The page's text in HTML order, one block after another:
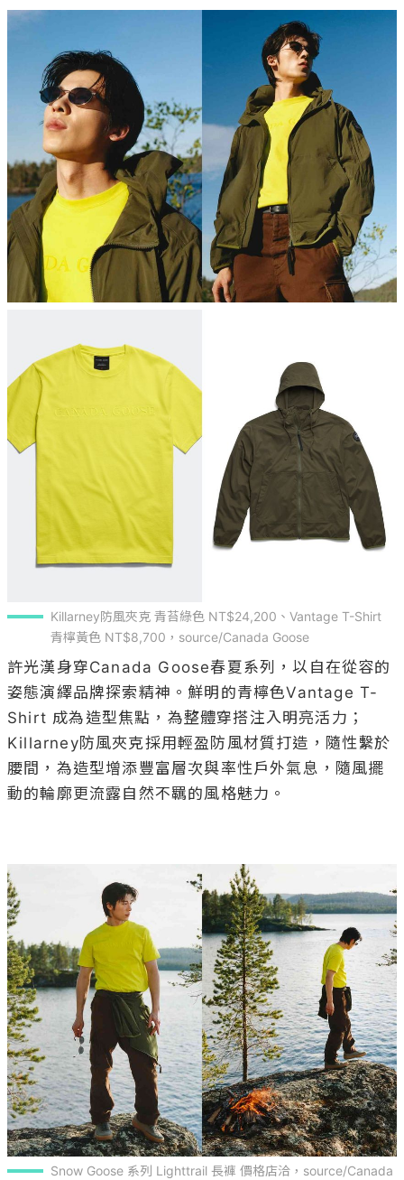
Killarney防風夾克 青苔綠色 NT$24,200、Vantage T-Shirt
青檸黃色 NT$8,700，source/Canada Goose
許光漢身穿Canada Goose春夏系列，以自在從容的
姿態演繹品牌探索精神。鮮明的青檸色Vantage T-
Shirt 成為造型焦點，為整體穿搭注入明亮活力；
Killarney防風夾克採用輕盈防風材質打造，隨性繫於
腰間，為造型增添豐富層次與率性戶外氣息，隨風擺
動的輪廓更流露自然不羈的風格魅力。
Snow Goose 系列 Lighttrail 長褲 價格店洽，source/Canada